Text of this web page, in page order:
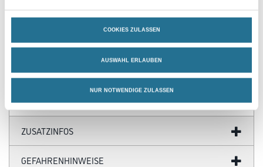
COOKIES ZULASSEN
AUSWAHL ERLAUBEN
NUR NOTWENDIGE ZULASSEN
Produkteigenschaft
- Anschmiegsames, dünnes Band
- Aus Washi-Tec®-Papier
- Mit Acrylatkleber
- Gute Haftung und Reißfestigkeit
ZUSATZINFOS
GEFAHRENHINWEISE